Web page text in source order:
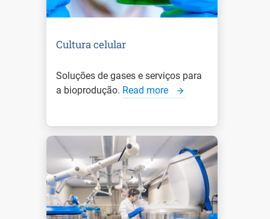
Cultura celular
Soluções de gases e serviços para
a bioprodução. Read more